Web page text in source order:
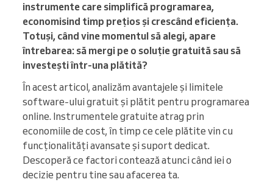
instrumente care simplifică programarea,
economisind timp prețios și crescând eficiența.
Totuși, când vine momentul să alegi, apare
întrebarea: să mergi pe o soluție gratuită sau să
investești într-una plătită?
În acest articol, analizăm avantajele și limitele
software-ului gratuit și plătit pentru programarea
online. Instrumentele gratuite atrag prin
economiile de cost, în timp ce cele plătite vin cu
funcționalități avansate și suport dedicat.
Descoperă ce factori contează atunci când iei o
decizie pentru tine sau afacerea ta.